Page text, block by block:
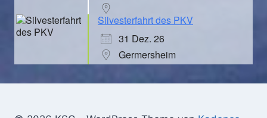
Silvesterfahrt des PKV
31 Dez. 26
Germersheim